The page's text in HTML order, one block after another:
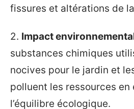
fissures et altérations de
2. Impact
substances chimiques
nocives pour le jardin et
polluent les ressources
l’équilibre écologique.